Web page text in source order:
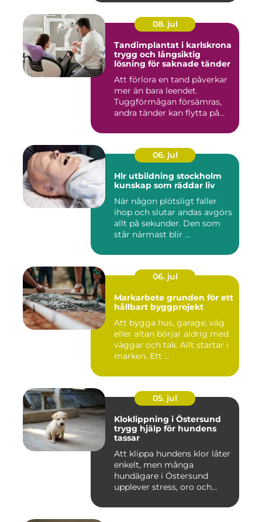
08. jul
Tandimplantat i karlskrona
trygg och långsiktig
lösning för saknade tänder
Att förlora en tand påverkar
mer än bara leendet.
Tuggförmågan försämras,
andra tänder kan flytta på...
06. jul
Hlr utbildning stockholm
kunskap som räddar liv
När någon plötsligt faller
ihop och slutar andas avgörs
allt på sekunder. Den som
står närmast blir ...
06. jul
Markarbete grunden för ett
hållbart byggprojekt
Att bygga hus, garage, väg
eller altan börjar aldrig med
väggar och tak. Allt startar i
marken. Ett ...
05. jul
Kloklippning i Östersund
trygg hjälp för hundens
tassar
Att klippa hundens klor låter
enkelt, men många
hundägare i Östersund
upplever stress, oro och